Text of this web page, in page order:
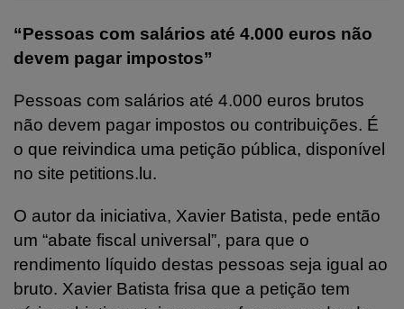
“Pessoas com salários até 4.000 euros não
devem pagar impostos”
Pessoas com salários até 4.000 euros brutos
não devem pagar impostos ou contribuições. É
o que reivindica uma petição pública, disponível
no site petitions.lu.
O autor da iniciativa, Xavier Batista, pede então
um “abate fiscal universal”, para que o
rendimento líquido destas pessoas seja igual ao
bruto. Xavier Batista frisa que a petição tem